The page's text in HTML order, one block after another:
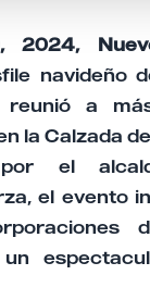
2024,
navideño
reunió a
la Calzada
por el
el evento